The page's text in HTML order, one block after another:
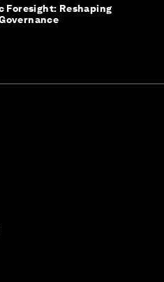
Foresight: Reshaping